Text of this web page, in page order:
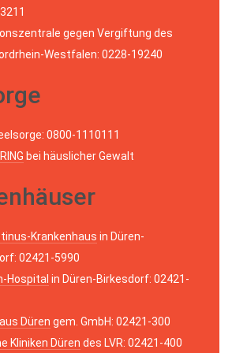
gegen Vergiftung des
Westfalen: 0228-19240
0800-1110111
bei häuslicher Gewalt
Krankenhaus in Düren-
02421-5990
Hospital in Düren-Birkesdorf: 02421-
Düren gem. GmbH: 02421-300
Kliniken Düren des LVR: 02421-400